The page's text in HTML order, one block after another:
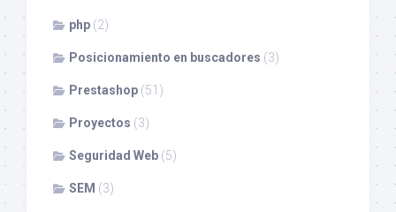
php (2)
Posicionamiento en buscadores (3)
Prestashop (51)
Proyectos (3)
Seguridad Web (5)
SEM (3)